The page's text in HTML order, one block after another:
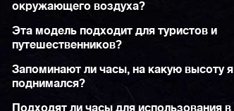
окружающего воздуха?
Эта модель подходит для туристов и
путешественников?
Запоминают ли часы, на какую высоту я
поднимался?
Подходят ли часы для использования в